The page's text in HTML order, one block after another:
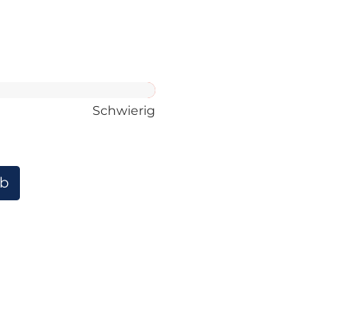
Schwierig